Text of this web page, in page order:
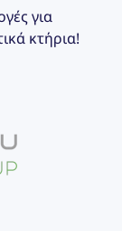
για
κτήρια!